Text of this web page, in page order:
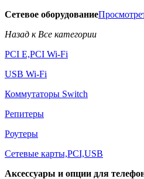
Сетевое оборудование
Назад к Все категории
PCI E,PCI Wi-Fi
USB Wi-Fi
Коммутаторы Switch
Репитеры
Роутеры
Сетевые карты,PCI,USB
Аксессуары и опции для